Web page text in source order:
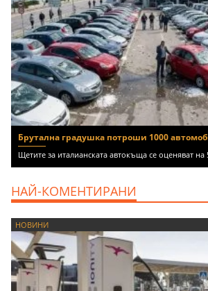
Брутална градушка потроши 1000
Щетите за италианската автокъща се оценяват
НАЙ-КОМЕНТИРАНИ
НОВИНИ